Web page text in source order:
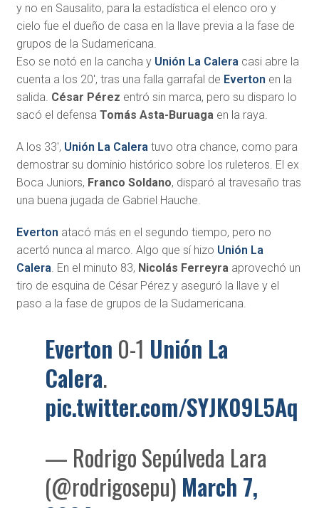
y no en Sausalito, para la estadística el elenco oro y
cielo fue el dueño de casa en la llave previa a la fase de
grupos de la Sudamericana.
Eso se notó en la cancha y Unión La Caleracasi abre la
cuenta a los 20′, tras una falla garrafal de Everton en la
salida. César Pérez entró sin marca, pero su disparo lo
sacó el defensa Tomás Asta-Buruagaen la raya.
A los 33′, Unión La Caleratuvo otra chance, como para
demostrar su dominio histórico sobre los ruleteros. El ex
Boca Juniors, Franco Soldano, disparó al travesaño tras
una buena jugada de Gabriel Hauche.
Everton atacó más en el segundo tiempo, pero no
acertó nunca al marco. Algo que sí hizo Unión La
Calera. En el minuto 83, Nicolás Ferreyraaprovechó un
tiro de esquina de César Pérez y aseguró la llave y el
paso a la fase de grupos de la Sudamericana.
Everton 0-1 Unión La
Calera.
pic.twitter.com/SYJK09L5Aq
— Rodrigo Sepúlveda Lara
(@rodrigosepu) March 7,